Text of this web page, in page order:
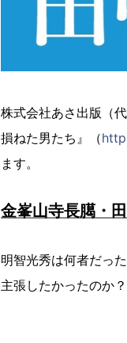
株式会社あさ出版（
損ねた男たち』（
ます。
金峯山寺長臈・
明智光秀は何者だっ
主張したかったのか